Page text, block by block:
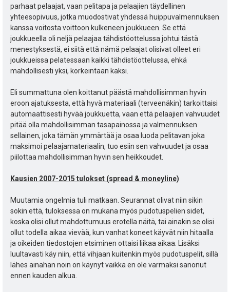
parhaat pelaajat, vaan pelitapa ja pelaajien täydellinen
yhteesopivuus, jotka muodostivat yhdessä huippuvalmennuksen
kanssa voitosta voittoon kulkeneen joukkueen. Se että
joukkueella oli neljä pelaajaa tähdistöottelussa johtui tästä
menestyksestä, ei siitä että nämä pelaajat olisivat olleet eri
joukkueissa pelatessaan kaikki tähdistöottelussa, ehkä
mahdollisesti yksi, korkeintaan kaksi.
Eli summattuna olen koittanut päästä mahdollisimman hyvin
eroon ajatuksesta, että hyvä materiaali (terveenäkin) tarkoittaisi
automaattisesti hyvää joukkuetta, vaan että pelaajien vahvuudet
pitää olla mahdollisimman tasapainossa ja valmennuksen
sellainen, joka tämän ymmärtää ja osaa luoda pelitavan joka
maksimoi pelaajamateriaalin, tuo esiin sen vahvuudet ja osaa
piilottaa mahdollisimman hyvin sen heikkoudet.
Kausien 2007-2015 tulokset (spread & moneyline)
Muutamia ongelmia tuli matkaan. Seurannat olivat niin sikin
sokin että, tuloksessa on mukana myös pudotuspelien sidet,
koska olisi ollut mahdottumuus erotella näitä, tai ainakin se olisi
ollut todella aikaa vievää, kun vanhat koneet käyvät niin hitaalla
ja oikeiden tiedostojen etsiminen ottaisi liikaa aikaa. Lisäksi
luultavasti käy niin, että vihjaan kuitenkin myös pudotuspelit, sillä
lähes ainahan noin on käynyt vaikka en ole varmaksi sanonut
ennen kauden alkua.